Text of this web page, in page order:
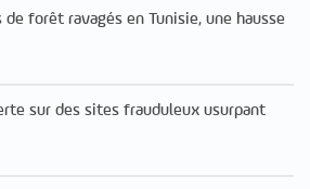
forêt ravagés en Tunisie, une hausse
sur des sites frauduleux usurpant